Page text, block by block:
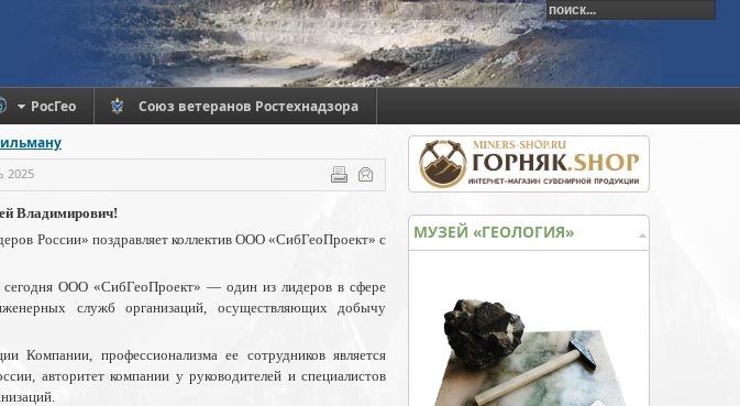
РосГео
Союз ветеранов Ростехнадзора
2025
Владимирович!
России» поздравляет коллектив ООО «СибГеоПроект» с
сегодня ООО «СибГеоПроект» — один из лидеров в сфере
служб организаций, осуществляющих добычу
Компании, профессионализма ее сотрудников является
авторитет компании у руководителей и специалистов
МУЗЕЙ «ГЕОЛОГИЯ»